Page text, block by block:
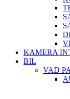
KAMERA
BIL
VAD